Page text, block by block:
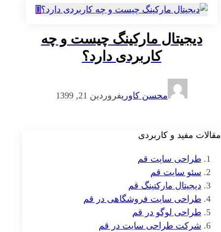
دیجیتال مارکینگ چیست و چه
کاربردی دارد؟
محسن کاوریفروردین 21, 1399
مقالات مفید و کاربردی
طراحی سایت قم
سئو سایت قم
دیجیتال مارکتینگ قم
طراحی سایت فروشگاهی در قم
طراحی لوگو در قم
شرکت طراحی سایت در قم